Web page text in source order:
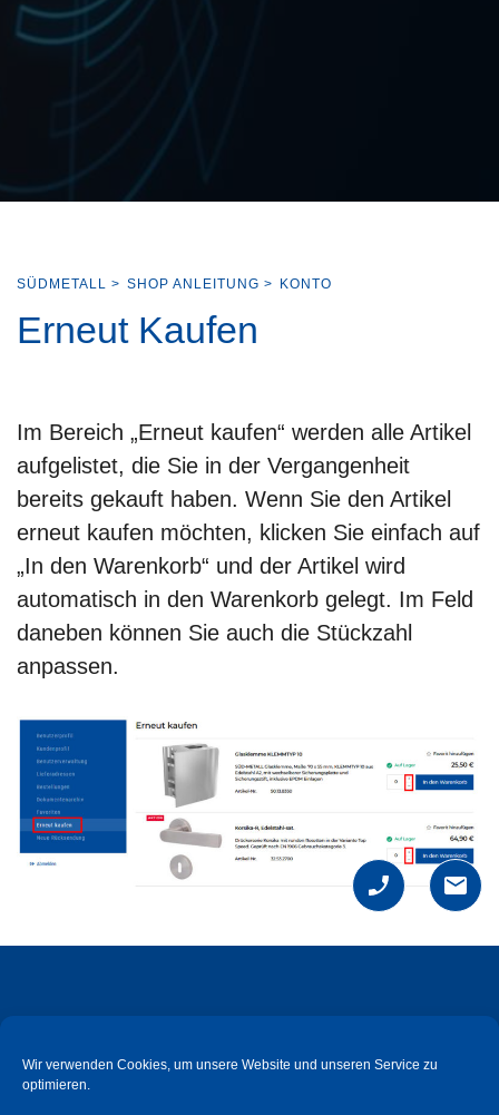
Wir verwenden Cookies, um unsere Website und unseren Service zu
optimieren.
SÜDMETALL > SHOP ANLEITUNG > KONTO
Erneut Kaufen
Im Bereich „Erneut kaufen“ werden alle Artikel
aufgelistet, die Sie in der Vergangenheit
bereits gekauft haben. Wenn Sie den Artikel
erneut kaufen möchten, klicken Sie einfach auf
„In den Warenkorb“ und der Artikel wird
automatisch in den Warenkorb gelegt. Im Feld
daneben können Sie auch die Stückzahl
anpassen.